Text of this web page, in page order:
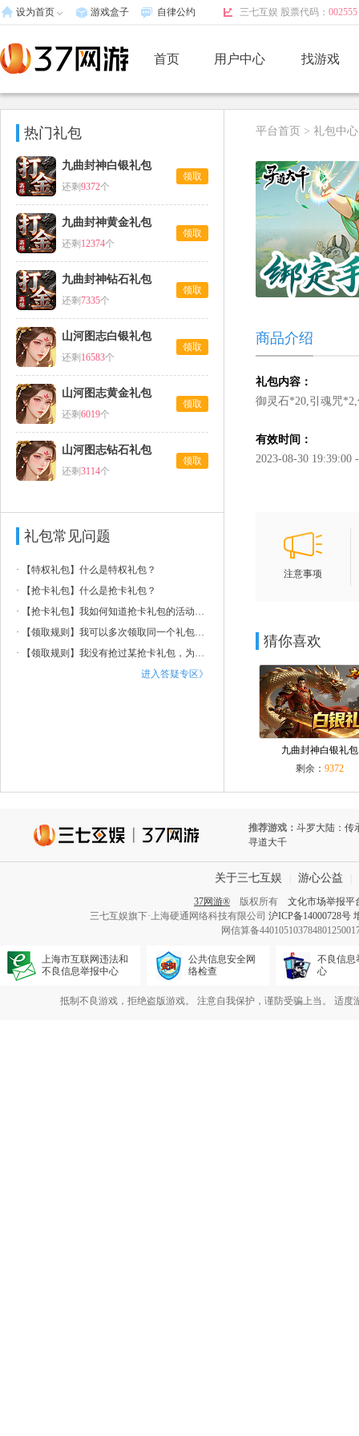
设为首页 游戏盒子 自律公约 三七互娱 股票代码： 002555
首页 用户中心 找游戏
热门礼包
九曲封神白银礼包
还剩9372个
领取
九曲封神黄金礼包
还剩 12374个
领取
九曲封神钻石礼包
还剩7335个
领取
山河图志白银礼包
还剩 16583个
领取
山河图志黄金礼包
还剩6019个
领取
山河图志钻石礼包
还剩3114个
领取
礼包常见问题
·
【特权礼包】什么是特权礼包？
·
【抢卡礼包】什么是抢卡礼包？
·
【抢卡礼包】我如何知道抢卡礼包的活动时间和内容？
·
【领取规则】我可以多次领取同一个礼包吗？
·
【领取规则】我没有抢过某抢卡礼包，为什么提示我已领取过？
进入答疑专区》
平台首页 > 礼包中心
商品介绍
礼包内容：
御灵石*20,引魂咒
有效时间：
2023-08-30 19:39:00
注意事项
猜你喜欢
九曲封神白银礼包
剩余： 9372
推荐游戏： 斗罗大陆：传
寻道大千
关于三七互娱 游心公益
37网游® 版权所有 文化市场举报平
三七互娱旗下·上海硬通网络科技有限公司 沪ICP备14000728号
网信算备
上海市互联网违法和
不良信息举报中心
公共信息安全网
络检查
不良信息
心
抵制不良游戏，拒绝盗版游戏。 注意自我保护，谨防受骗上当。 适